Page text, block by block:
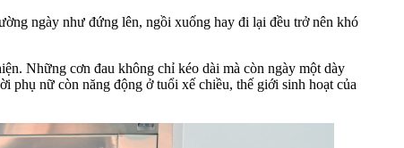
ngày như đứng lên, ngồi xuống hay đi lại đều trở nên khó
Những cơn đau không chỉ kéo dài mà còn ngày một dày
phụ nữ còn năng động ở tuổi xế chiều, thế giới sinh hoạt của